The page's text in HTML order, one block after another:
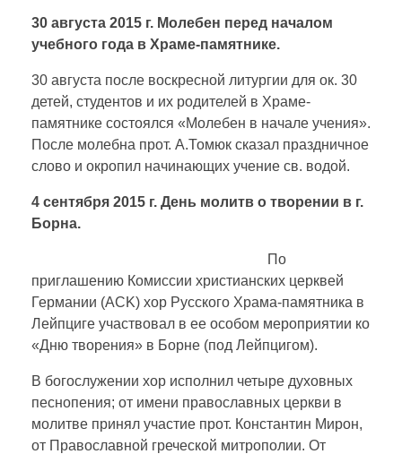
30 августа 2015 г. Молебен перед началом
учебного года в Храме-памятнике.
30 августа после воскресной литургии для ок. 30
детей, студентов и их родителей в Храме-
памятнике состоялся «Молебен в начале учения».
После молебна прот. А.Томюк сказал праздничное
слово и окропил начинающих учение св. водой.
4 сентября 2015 г. День молитв о творении в г.
Борна.
По
приглашению Комиссии христианских церквей
Германии (ACK) хор Русского Храма-памятника в
Лейпциге участвовал в ее особом мероприятии ко
«Дню творения» в Борне (под Лейпцигом).
В богослужении хор исполнил четыре духовных
песнопения; от имени православных церкви в
молитве принял участие прот. Константин Мирон,
от Православной греческой митрополии. От